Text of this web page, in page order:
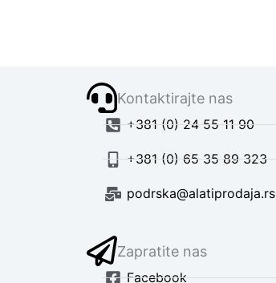
Kontaktirajte nas
+381 (0) 24 55 11 90
+381 (0) 65 35 89 323
podrska@alatiprodaja.rs
Zapratite nas
Facebook